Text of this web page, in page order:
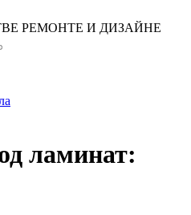
РЕМОНТЕ И ДИЗАЙНЕ
ламинат: